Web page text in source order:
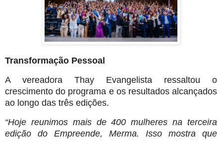
Transformação Pessoal
A vereadora Thay Evangelista ressaltou o
crescimento do programa e os resultados alcançados
ao longo das três edições.
“Hoje reunimos mais de 400 mulheres na terceira
edição do Empreende, Merma. Isso mostra que